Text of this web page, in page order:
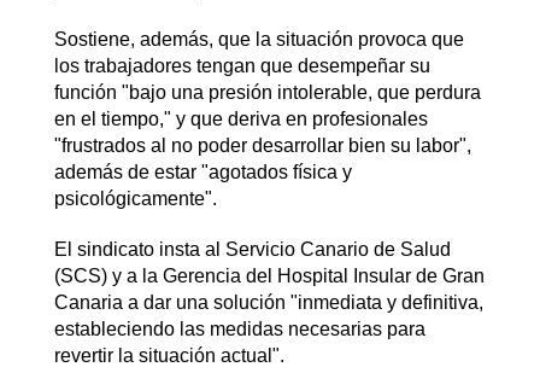
Sostiene, además, que la situación provoca que
los trabajadores tengan que desempeñar su
función "bajo una presión intolerable, que perdura
en el tiempo," y que deriva en profesionales
"frustrados al no poder desarrollar bien su labor",
además de estar "agotados física y
psicológicamente".
El sindicato insta al Servicio Canario de Salud
(SCS) y a la Gerencia del Hospital Insular de Gran
Canaria a dar una solución "inmediata y definitiva,
estableciendo las medidas necesarias para
revertir la situación actual".